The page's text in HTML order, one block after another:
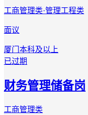
工商管理类·管理工程类
面议
厦门 本科及以上
已过期
财务管理储备岗
工商管理类